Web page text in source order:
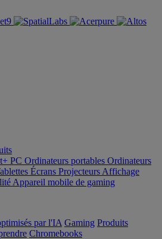
PC Ordinateurs portables Ordinateurs
Écrans Projecteurs Affichage
Appareil mobile de gaming
par l'IA Gaming Produits
Chromebooks